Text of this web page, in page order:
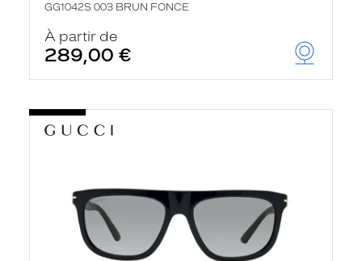
GG1042S 003 BRUN FONCE
À partir de
289,00 €